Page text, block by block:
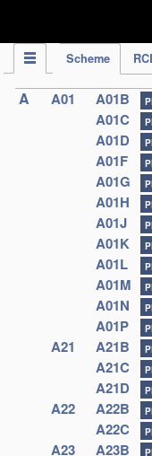
Scheme
A A01 A01B
A01C
A01D
A01F
A01G
A01H
A01J
A01K
A01L
A01M
A01N
A01P
A21 A21B
A21C
A21D
A22 A22B
A22C
A23 A23B